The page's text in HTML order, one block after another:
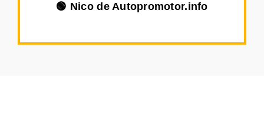
🟢 Nico de Autopromotor.info